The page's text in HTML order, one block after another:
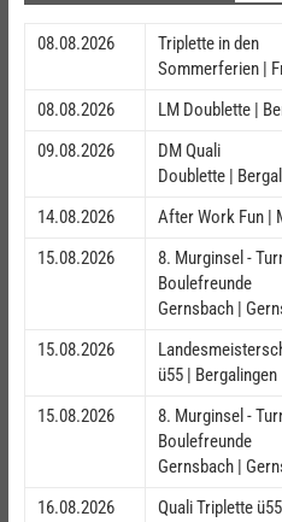
08.08.2026
Triplette in den
Sommerferien |
08.08.2026
LM Doublette |
09.08.2026
DM Quali
Doublette |
14.08.2026
After Work Fun |
15.08.2026
8. Murginsel -
Boulefreunde
Gernsbach |
15.08.2026
ü55 | Bergalingen
15.08.2026
8. Murginsel -
Boulefreunde
Gernsbach |
16.08.2026
Quali Triplette